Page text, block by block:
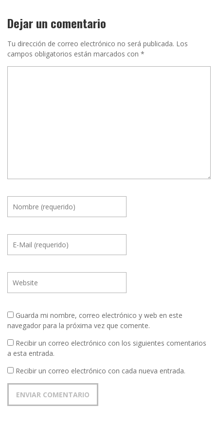
Dejar un comentario
Tu dirección de correo electrónico no será publicada. Los
campos obligatorios están marcados con *
Guarda mi nombre, correo electrónico y web en este
navegador para la próxima vez que comente.
Recibir un correo electrónico con los siguientes comentarios
a esta entrada.
Recibir un correo electrónico con cada nueva entrada.